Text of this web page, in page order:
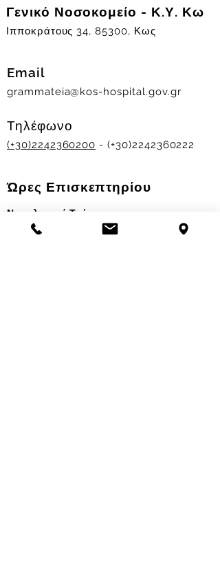
Γενικό Νοσοκομείο - Κ.Υ. Κω
Ιπποκράτους 34, 85300, Κως
Email
grammateia@kos-hospital.gov.gr
Τηλέφωνο
(+30)2242360200 - (+30)2242360222
Ώρες Επισκεπτηρίου
Νοσηλευτικά Τμήματα
Χειμερινό ωράριο: 11.00-13.00
17.30-19.30